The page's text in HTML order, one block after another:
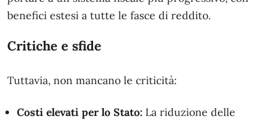
benefici estesi a tutte le fasce di reddito.
Critiche e sfide
Tuttavia, non mancano le criticità:
Costi elevati per lo Stato: La riduzione delle